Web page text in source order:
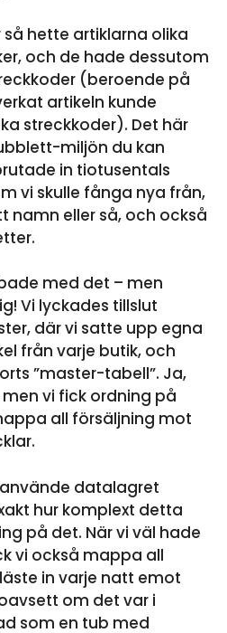
hette artiklarna olika
och de hade dessutom
(beroende på
artikeln kunde
streckkoder). Det här
miljön du kan
in tiotusentals
vi skulle fånga nya från,
namn eller så, och också
med det – men
Vi lyckades tillslut
där vi satte upp egna
från varje butik, och
”master-tabell”. Ja,
vi fick ordning på
all försäljning mot
datalagret
hur komplext detta
på det. När vi väl hade
vi också mappa all
in varje natt emot
om det var i
som en tub med